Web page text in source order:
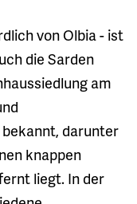
von Olbia - ist
die Sarden
am
darunter
knappen
liegt. In der